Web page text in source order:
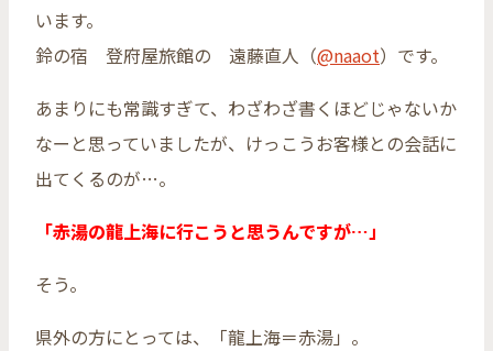
います。
鈴の宿 登府屋旅館の 遠藤直人（@naaot）です。
あまりにも常識すぎて、わざわざ書くほどじゃないか
なーと思っていましたが、けっこうお客様との会話に
出てくるのが…。
「赤湯の龍上海に行こうと思うんですが…」
そう。
県外の方にとっては、「龍上海＝赤湯」。